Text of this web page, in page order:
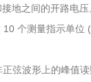
地之间的开路电压
个测量指示单
弦波形上的峰值读